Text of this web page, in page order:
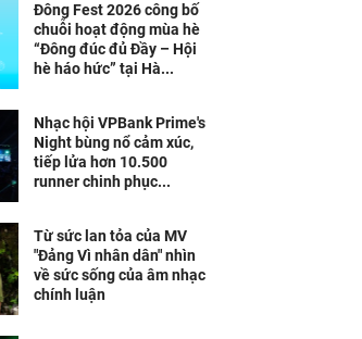
Đông Fest 2026 công bố
chuỗi hoạt động mùa hè
“Đông đúc đủ Đầy – Hội
hè háo hức” tại Hà...
Nhạc hội VPBank Prime's
Night bùng nổ cảm xúc,
tiếp lửa hơn 10.500
runner chinh phục...
Từ sức lan tỏa của MV
"Đảng Vì nhân dân" nhìn
về sức sống của âm nhạc
chính luận